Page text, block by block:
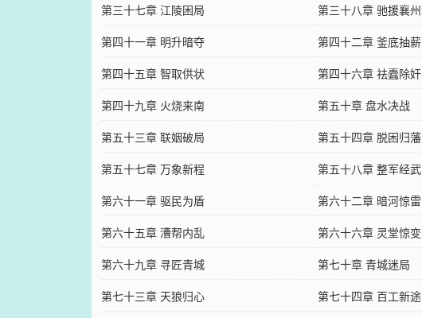
第三十七章 江陵困局
第三十八章 驰援襄州
第四十一章 明升暗夺
第四十二章 釜底抽薪
第四十五章 智取供状
第四十六章 祛蠹除奸
第四十九章 火烧来南
第五十章 盘水决战
第五十三章 联姻破局
第五十四章 脱困归藩
第五十七章 万象新程
第五十八章 整军经武
第六十一章 驱民为盾
第六十二章 暗河惊雷
第六十五章 漕帮内乱
第六十六章 灵堂惊变
第六十九章 寻匠青城
第七十章 青城迷局
第七十三章 天狼归心
第七十四章 百工新途